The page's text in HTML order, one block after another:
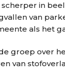
in
van
als het
groep over
van